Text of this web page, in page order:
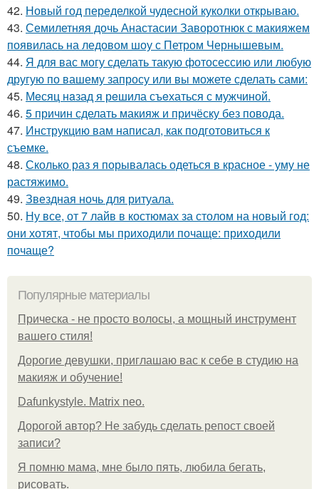
42. Новый год переделкой чудесной куколки открываю.
43. Семилетняя дочь Анастасии Заворотнюк с макияжем
появилась на ледовом шоу с Петром Чернышевым.
44. Я для вас могу сделать такую фотосессию или любую
другую по вашему запросу или вы можете сделать сами:
45. Мeсяц нaзад я рeшила съeхаться с мужчиной.
46. 5 причин сделать макияж и причёску без повода.
47. Инструкцию вам написал, как подготовиться к
съемке.
48. Сколько раз я порывалась одеться в красное - уму не
растяжимо.
49. Звездная ночь для ритуала.
50. Ну все, от 7 лайв в костюмах за столом на новый год:
они хотят, чтобы мы приходили почаще: приходили
почаще?
Популярные материалы
Прическа - не просто волосы, а мощный инструмент
вашего стиля!
Дорогие девушки, приглашаю вас к себе в студию на
макияж и обучение!
Dafunkystyle. Matrix neo.
Дорогой автор? Не забудь сделать репост своей
записи?
Я помню мама, мне было пять, любила бегать,
рисовать.